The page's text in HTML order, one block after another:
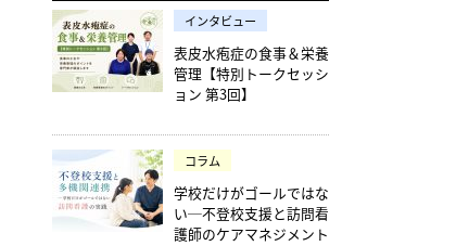
インタビュー
表皮水疱症の食事＆栄養
管理【特別トークセッシ
ョン 第3回】
コラム
学校だけがゴールではな
い─不登校支援と訪問看
護師のケアマネジメント